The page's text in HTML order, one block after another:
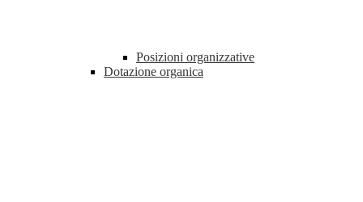
Posizioni organizzative
Dotazione organica